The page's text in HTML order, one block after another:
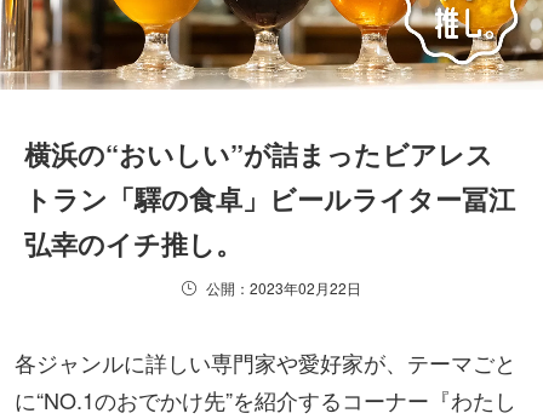
横浜の“おいしい”が詰まったビアレス
トラン「驛の食卓」ビールライター冨江
弘幸のイチ推し。
公開：2023年02月22日
各ジャンルに詳しい専門家や愛好家が、テーマごと
に“NO.1のおでかけ先”を紹介するコーナー『わたし